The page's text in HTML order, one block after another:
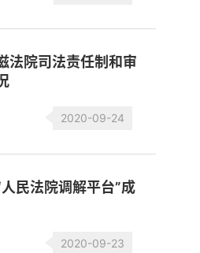
法院司法责任制和审
2020-09-24
民法院调解平台”成
2020-09-23